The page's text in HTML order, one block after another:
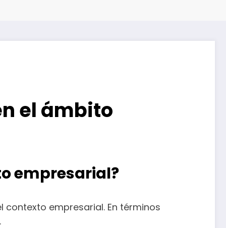
el ámbito
empresarial?
empresarial. En términos